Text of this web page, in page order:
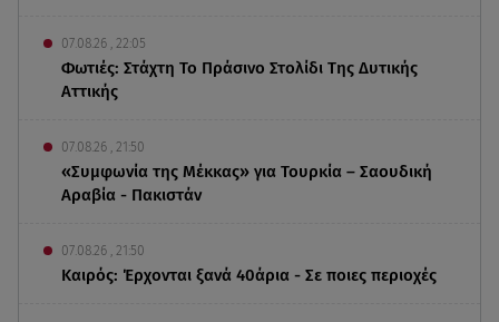
07.08.26 , 22:05
Φωτιές: Στάχτη Το Πράσινο Στολίδι Της Δυτικής
Αττικής
07.08.26 , 21:50
«Συμφωνία της Μέκκας» για Τουρκία – Σαουδική
Αραβία - Πακιστάν
07.08.26 , 21:50
Καιρός: Έρχονται ξανά 40άρια - Σε ποιες περιοχές